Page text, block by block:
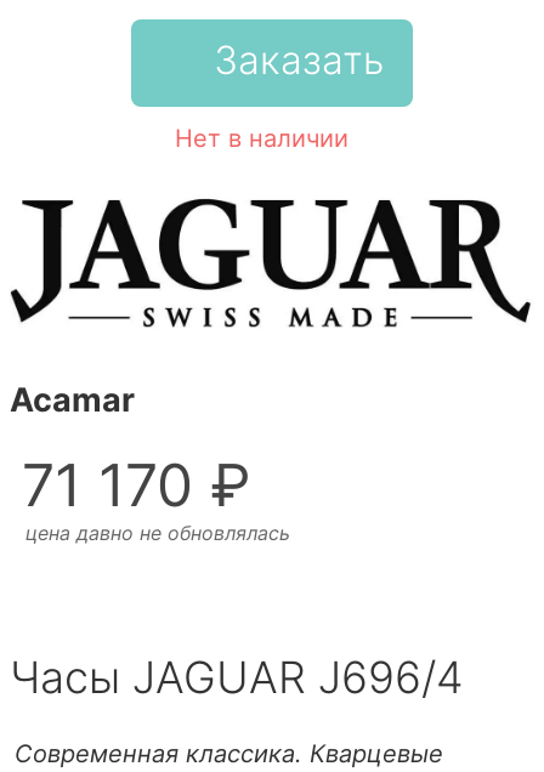
Заказать
Нет в наличии
Acamar
71 170 ₽
цена давно не обновлялась
Часы JAGUAR J696/4
Современная классика. Кварцевые